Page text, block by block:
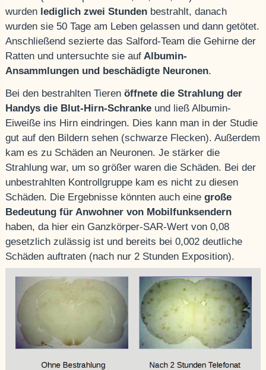
wurden lediglich zwei Stunden bestrahlt, danach
wurden sie 50 Tage am Leben gelassen und dann getötet.
Anschließend sezierte das Salford-Team die Gehirne der
Ratten und untersuchte sie auf Albumin-
Ansammlungen und beschädigte Neuronen.
Bei den bestrahlten Tierenöffnete die Strahlung der
Handys die Blut-Hirn-Schranke und ließ Albumin-
Eiweiße ins Hirn eindringen. Dies kann man in der Studie
gut auf den Bildern sehen (schwarze Flecken). Außerdem
kam es zu Schäden an Neuronen. Je stärker die
Strahlung war, um so größer waren die Schäden. Bei der
unbestrahlten Kontrollgruppe kam es nicht zu diesen
Schäden. Die Ergebnisse könnten auch einegroße
Bedeutung für Anwohner von Mobilfunksendern
haben, da hier ein Ganzkörper-SAR-Wert von 0,08
gesetzlich zulässig ist und bereits bei 0,002 deutliche
Schäden auftraten (nach nur 2 Stunden Exposition).